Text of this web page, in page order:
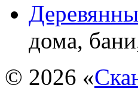
дома,
© 2026 «